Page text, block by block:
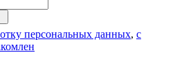
персональных данных, с